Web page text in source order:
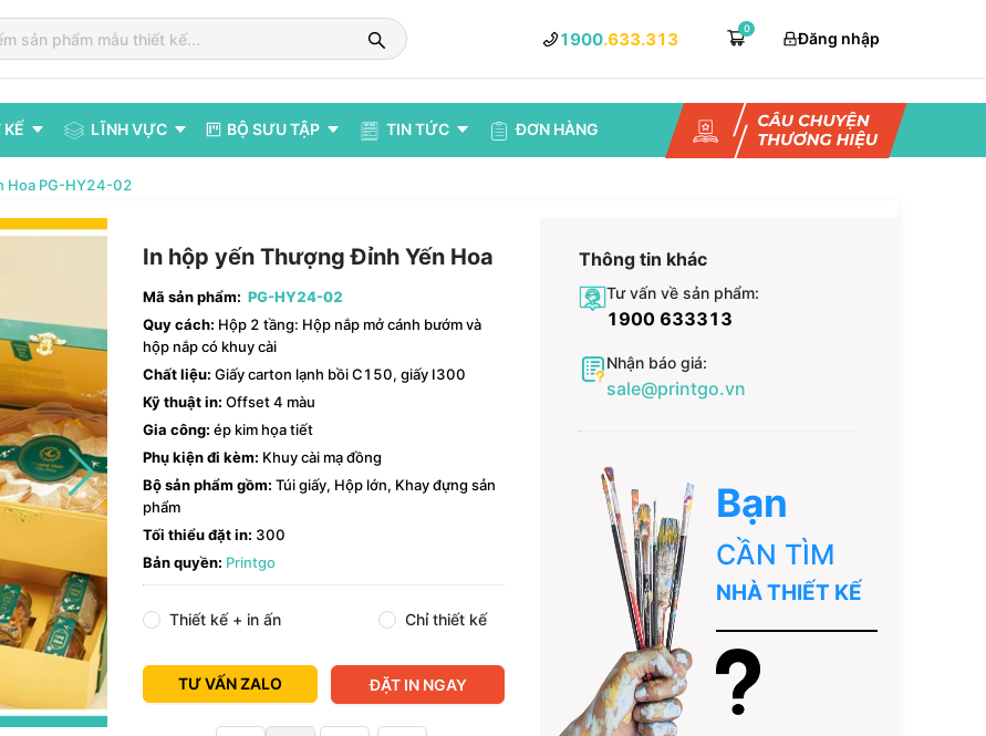
1900.633.313
0
Đăng nhập
KẾ LĨNH VỰC BỘ SƯU TẬP TIN TỨC ĐƠN HÀNG
Hoa PG-HY24-02
In hộp yến Thượng Đỉnh Yến Hoa
Mã sản phẩm: PG-HY24-02
Quy cách: Hộp 2 tầng: Hộp nắp mở cánh bướm và
hộp nắp có khuy cài
Chất liệu: Giấy carton lạnh bồi C150, giấy I300
Kỹ thuật in:Offset 4 màu
Gia công:ép kim họa tiết
Phụ kiện đi kèm: Khuy cài mạ đồng
Bộ sản phẩm gồm:Túi giấy, Hộp lớn, Khay đựng sản
phẩm
Tối thiểu đặt in: 300
Bản quyền: Printgo
Thiết kế + in ấn Chỉ thiết kế
TƯ VẤN ZALO ĐẶT IN NGAY
Thông tin khác
Tư vấn về sản phẩm:
1900 633313
Nhận báo giá:
sale@printgo.vn
Bạn
CẦN TÌM
NHÀ THIẾT KẾ